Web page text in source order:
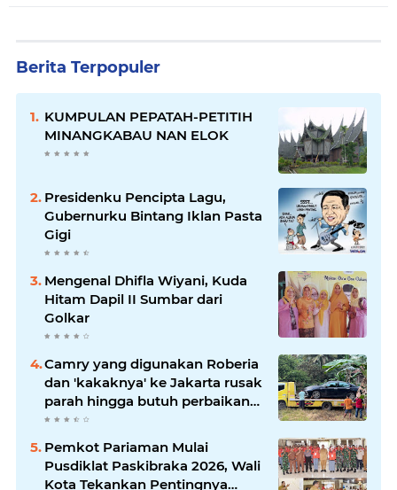
Berita Terpopuler
KUMPULAN PEPATAH-PETITIH
MINANGKABAU NAN ELOK
Presidenku Pencipta Lagu,
Gubernurku Bintang Iklan Pasta
Gigi
Mengenal Dhifla Wiyani, Kuda
Hitam Dapil II Sumbar dari
Golkar
Camry yang digunakan Roberia
dan 'kakaknya' ke Jakarta rusak
parah hingga butuh perbaikan
200 juta
Pemkot Pariaman Mulai
Pusdiklat Paskibraka 2026, Wali
Kota Tekankan Pentingnya